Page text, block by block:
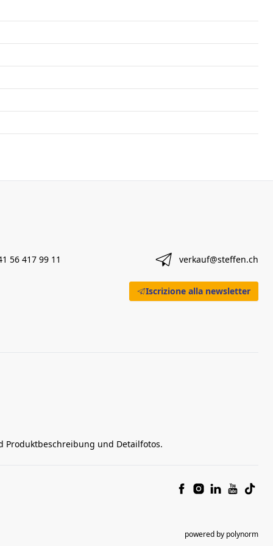
56 417 99 11 verkauf@steffen.ch
Iscrizione alla newsletter
und Detailfotos.
powered by polynorm